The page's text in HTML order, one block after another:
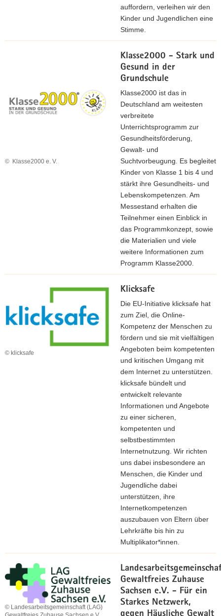
auffordern, verleihen wir den
Kinder und Jugendlichen eine
Stimme.
Klasse2000 - Stark und
Gesund in der
Grundschule
© Klasse2000 e. V.
Klasse2000 ist das in
Deutschland am weitesten
verbreitete
Unterrichtsprogramm zur
Gesundheitsförderung,
Gewalt- und
Suchtvorbeugung. Es begleitet
Kinder von Klasse 1 bis 4 und
stärkt ihre Gesundheits- und
Lebenskompetenzen. Am
Messestand erhalten die
Teilnehmer einen Einblick in
das Programmkonzept, sowie
die Materialien und viele
weitere Informationen zum
Programm Klasse2000.
Klicksafe
© klicksafe
Die EU-Initiative klicksafe hat
zum Ziel, die Online-
Kompetenz der Menschen zu
fördern und sie mit vielfältigen
Angeboten beim kompetenten
und kritischen Umgang mit
dem Internet zu unterstützen.
klicksafe bündelt und
entwickelt relevante
Informationen und Angebote
zu einer sicheren,
kompetenten und
selbstbestimmten
Internetnutzung. Wir richten
uns dabei insbesondere an
Menschen, die Kinder und
Jugendliche dabei
unterstützen, ihre
Internetkompetenzen
auszubauen von Eltern über
Lehrkräfte bis hin zu
Multiplikator*innen.
Gewaltfreies Zuhause
Sachsen e.V. - Für ein
Starkes Netzwerk,
© Landesarbeitsgemeinschaft (LAG)